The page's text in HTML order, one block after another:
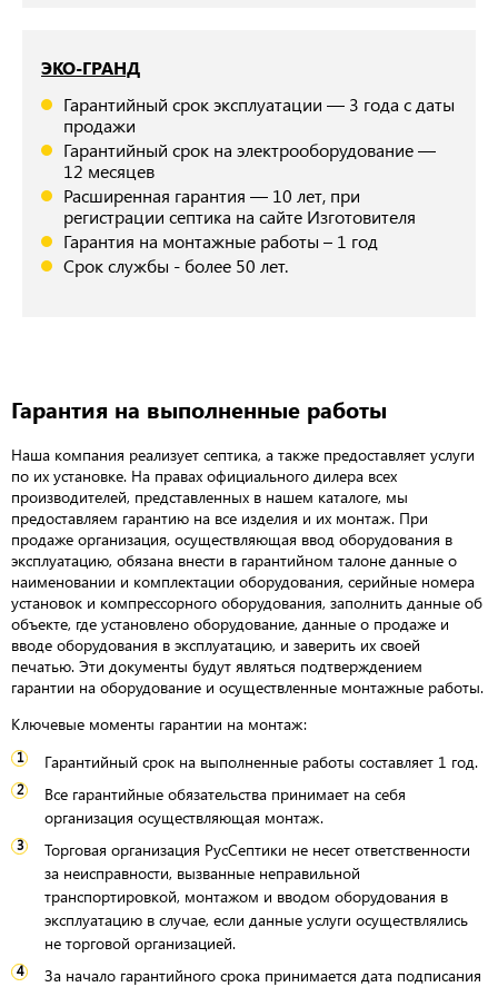
ЭКО-ГРАНД
Гарантийный срок эксплуатации — 3 года с даты
продажи
Гарантийный срок на электрооборудование —
12 месяцев
Расширенная гарантия — 10 лет, при
регистрации септика на сайте Изготовителя
Гарантия на монтажные работы – 1 год
Срок службы - более 50 лет.
Гарантия на выполненные работы
Наша компания реализует септика, а также предоставляет услуги
по их установке. На правах официального дилера всех
производителей, представленных в нашем каталоге, мы
предоставляем гарантию на все изделия и их монтаж. При
продаже организация, осуществляющая ввод оборудования в
эксплуатацию, обязана внести в гарантийном талоне данные о
наименовании и комплектации оборудования, серийные номера
установок и компрессорного оборудования, заполнить данные об
объекте, где установлено оборудование, данные о продаже и
вводе оборудования в эксплуатацию, и заверить их своей
печатью. Эти документы будут являться подтверждением
гарантии на оборудование и осуществленные монтажные работы.
Ключевые моменты гарантии на монтаж:
Гарантийный срок на выполненные работы составляет 1 год.
Все гарантийные обязательства принимает на себя
организация осуществляющая монтаж.
Торговая организация РусСептики не несет ответственности
за неисправности, вызванные неправильной
транспортировкой, монтажом и вводом оборудования в
эксплуатацию в случае, если данные услуги осуществлялись
не торговой организацией.
За начало гарантийного срока принимается дата подписания